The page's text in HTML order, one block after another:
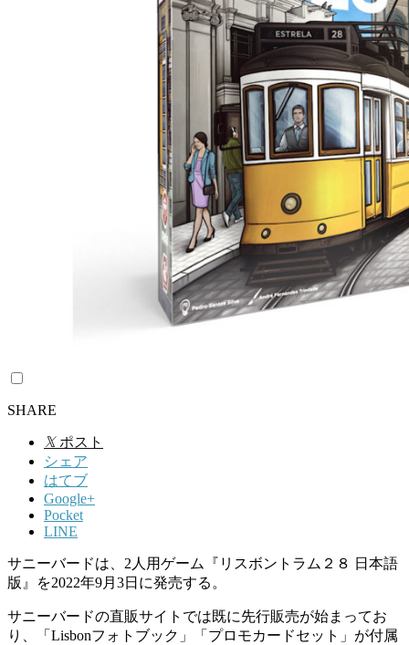
SHARE
𝕏 ポスト
シェア
はてブ
Google+
Pocket
LINE
サニーバードは、2人用ゲーム『リスボントラム２８ 日本語
版』を2022年9月3日に発売する。
サニーバードの直販サイトでは既に先行販売が始まってお
り、「Lisbonフォトブック」「プロモカードセット」が付属